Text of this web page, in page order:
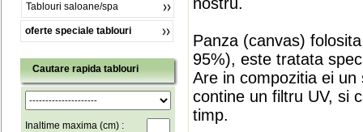
Tablouri saloane/spa
oferte speciale tablouri
Cautare rapida tablouri
Inaltime maxima (cm) :
Panza (canvas)
95%), este tratata
Are in compozitia ei
contine un filtru UV, si
timp.